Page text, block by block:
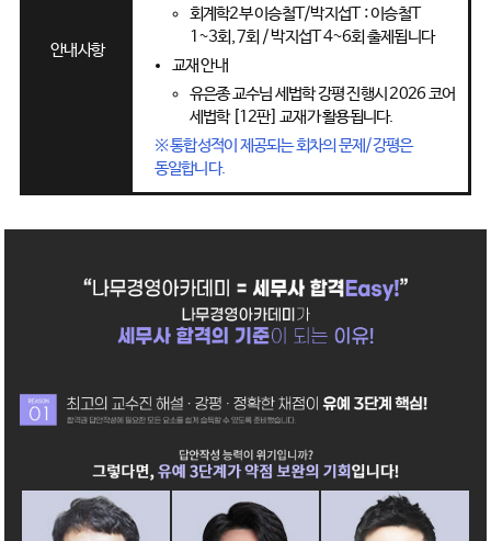
안내사항
회계학2부 이승철T/박지섭T : 이승철T
1~3회, 7회 / 박지섭T 4~6회 출제됩니다
교재 안내
유은종 교수님 세법학 강평 진행시 2026 코어
세법학 [12판] 교재가 활용됩니다.
※ 통합성적이 제공되는 회차의 문제/강평은
동일합니다.